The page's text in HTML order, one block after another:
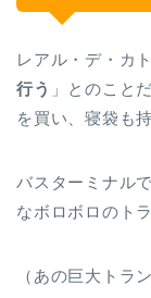
レアル・デ・カ
行う 」とのこと
を買い、寝袋も
バスターミナル
なボロボロのト
（あの巨大トラ